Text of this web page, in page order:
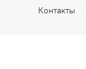
Контакты